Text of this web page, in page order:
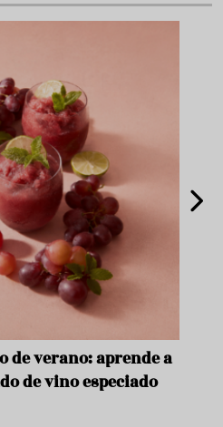
verano: aprende a
de vino especiado